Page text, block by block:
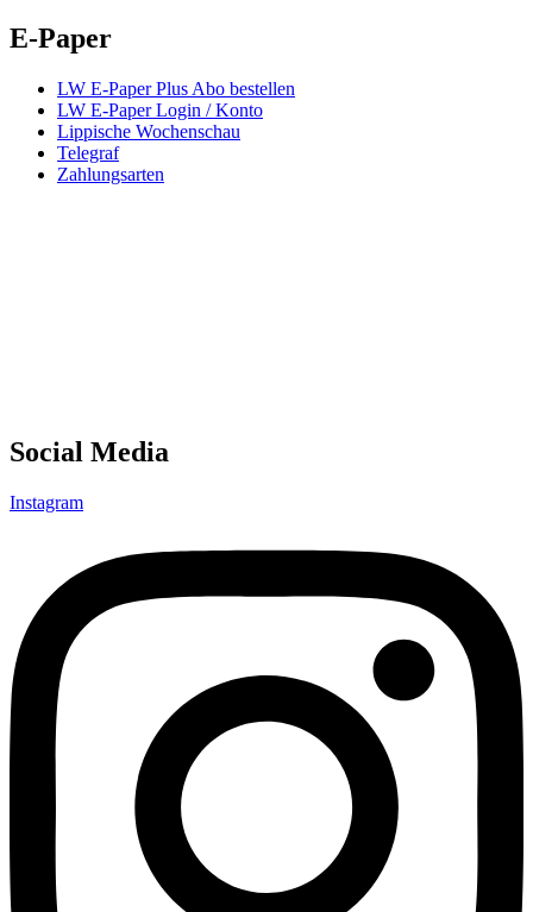
E-Paper
LW E-Paper Plus Abo bestellen
LW E-Paper Login / Konto
Lippische Wochenschau
Telegraf
Zahlungsarten
Social Media
Instagram